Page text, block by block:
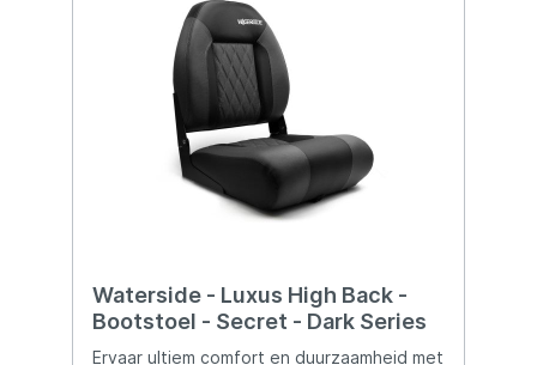
gebruiken in combinatie met de Waterside
Draaiplateau of een Bootstoel klem. De
Waterside Luxus Bootstoel – Dark Series
biedt niet alleen comfort, maar ook
duurzaamheid en stijl op het water. Kies
voor kwaliteit en geniet van elk moment op
het water met deze hoogwaardige
Waterside - Luxus High Back -
Bootstoel - Secret - Dark Series
Ervaar ultiem comfort en duurzaamheid met